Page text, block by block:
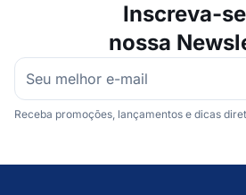
Inscreva-
nossa
Receba promoções, lançamentos e dicas